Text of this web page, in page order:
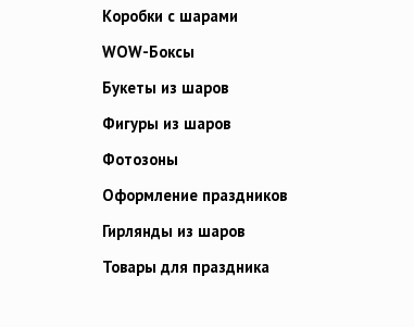
Коробки с шарами
WOW-Боксы
Букеты из шаров
Фигуры из шаров
Фотозоны
Оформление праздников
Гирлянды из шаров
Товары для праздника